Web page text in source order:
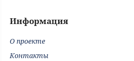
Информация
О проекте
Контакты